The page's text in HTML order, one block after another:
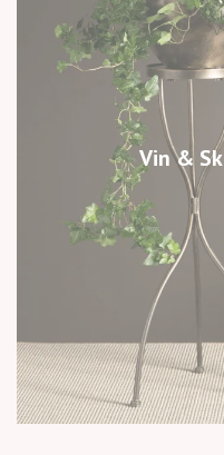
Vin &